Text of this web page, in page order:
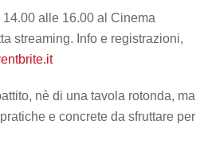
alle 16.00 al Cinema
streaming. Info e registrazioni,
nè di una tavola rotonda, ma
e concrete da sfruttare per